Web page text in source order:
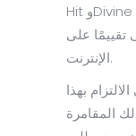
Hit وDivine Luck وGood Fruit Bonanza من
تقييمًا على
الإنترنت.
بهذا
لك المقامرة